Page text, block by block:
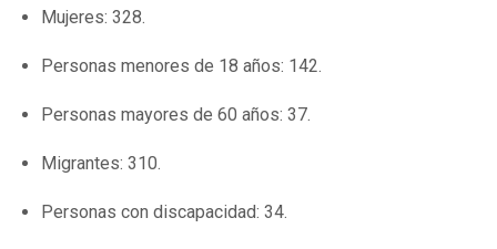
Mujeres: 328.
Personas menores de 18 años: 142.
Personas mayores de 60 años: 37.
Migrantes: 310.
Personas con discapacidad: 34.